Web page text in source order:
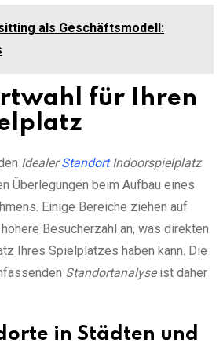
als Geschäftsmodell:
für Ihren
IdealerStandortIndoorspielplatz
Überlegungen beim Aufbau eines
Einige Bereiche ziehen auf
Besucherzahl an, was direkten
Ihres Spielplatzes haben kann. Die
Standortanalyseist daher
in Städten und